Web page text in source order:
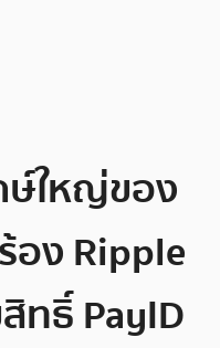
ษ์ใหญ่ของ
อง Ripple
ทธิ์ PayID